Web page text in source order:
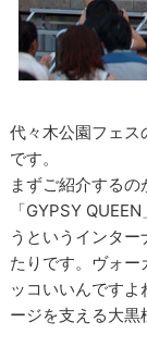
代々木公園フェス
です。
まずご紹介する
「GYPSY
うというインタ
たりです。ヴォ
ッコいいんです
ージを支える大黒